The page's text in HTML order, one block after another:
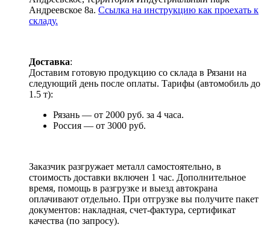
Андреевское 8а. Ссылка на инструкцию как проехать к
складу.
Доставка:
Доставим готовую продукцию со склада в Рязани на
следующий день после оплаты. Тарифы (автомобиль до
1.5 т):
Рязань — от 2000 руб. за 4 часа.
Россия — от 3000 руб.
Заказчик разгружает металл самостоятельно, в
стоимость доставки включен 1 час. Дополнительное
время, помощь в разгрузке и выезд автокрана
оплачивают отдельно. При отгрузке вы получите пакет
документов: накладная, счет-фактура, сертификат
качества (по запросу).